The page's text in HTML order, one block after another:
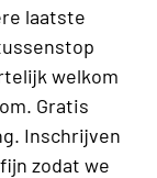
laatste
welkom
Gratis
Inschrijven
zodat we